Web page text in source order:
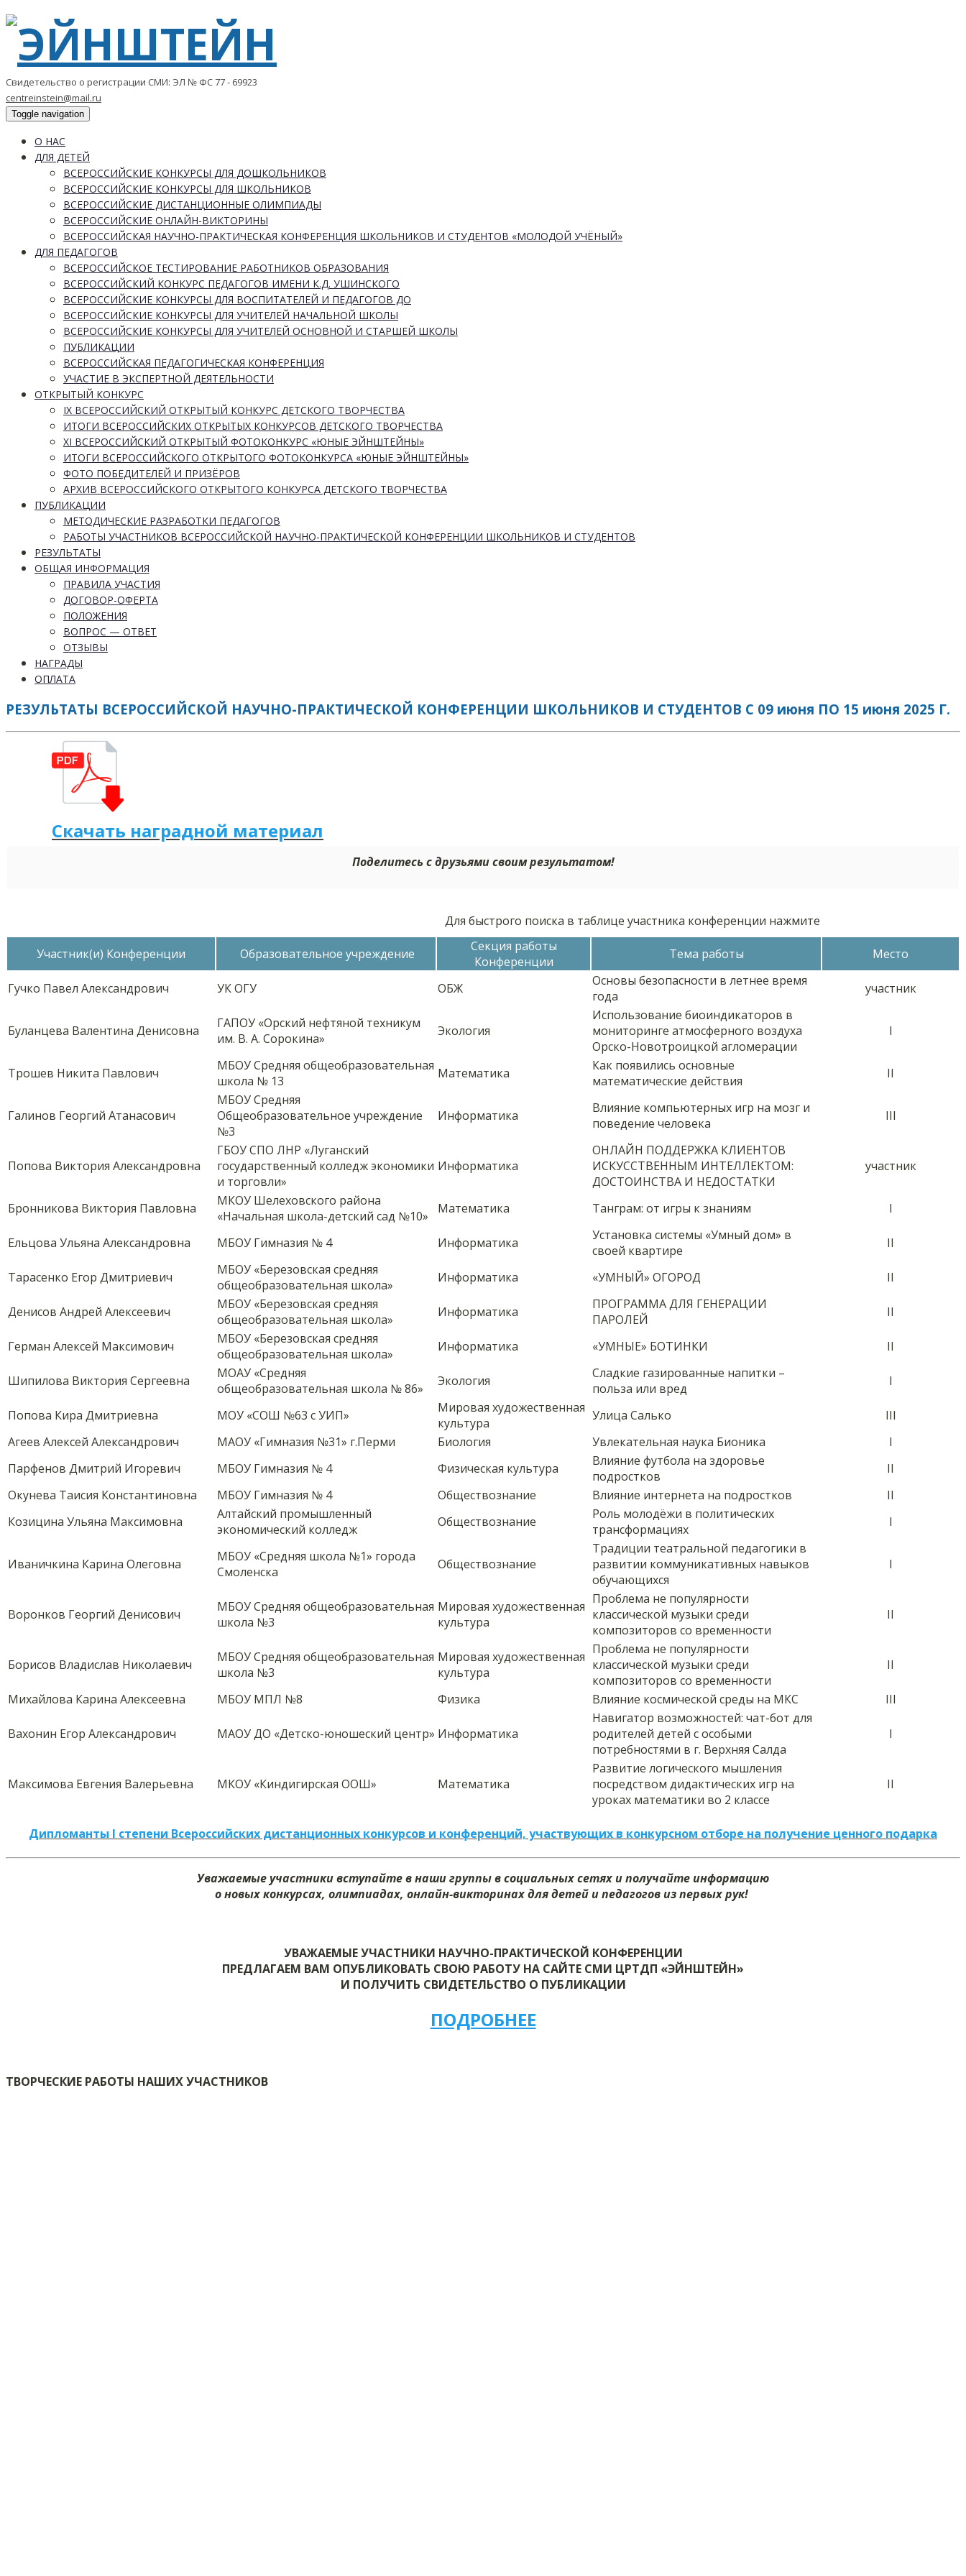
Свидетельство о регистрации СМИ: ЭЛ № ФС 77 - 69923
centreinstein@mail.ru
Toggle navigation
О НАС
ДЛЯ ДЕТЕЙ
ВСЕРОССИЙСКИЕ КОНКУРСЫ ДЛЯ ДОШКОЛЬНИКОВ
ВСЕРОССИЙСКИЕ КОНКУРСЫ ДЛЯ ШКОЛЬНИКОВ
ВСЕРОССИЙСКИЕ ДИСТАНЦИОННЫЕ ОЛИМПИАДЫ
ВСЕРОССИЙСКИЕ ОНЛАЙН-ВИКТОРИНЫ
ВСЕРОССИЙСКАЯ НАУЧНО-ПРАКТИЧЕСКАЯ КОНФЕРЕНЦИЯ ШКОЛЬНИКОВ И СТУДЕНТОВ «МОЛОДОЙ УЧЁНЫЙ»
ДЛЯ ПЕДАГОГОВ
ВСЕРОССИЙСКОЕ ТЕСТИРОВАНИЕ РАБОТНИКОВ ОБРАЗОВАНИЯ
ВСЕРОССИЙСКИЙ КОНКУРС ПЕДАГОГОВ ИМЕНИ К.Д. УШИНСКОГО
ВСЕРОССИЙСКИЕ КОНКУРСЫ ДЛЯ ВОСПИТАТЕЛЕЙ И ПЕДАГОГОВ ДО
ВСЕРОССИЙСКИЕ КОНКУРСЫ ДЛЯ УЧИТЕЛЕЙ НАЧАЛЬНОЙ ШКОЛЫ
ВСЕРОССИЙСКИЕ КОНКУРСЫ ДЛЯ УЧИТЕЛЕЙ ОСНОВНОЙ И СТАРШЕЙ ШКОЛЫ
ПУБЛИКАЦИИ
ВСЕРОССИЙСКАЯ ПЕДАГОГИЧЕСКАЯ КОНФЕРЕНЦИЯ
УЧАСТИЕ В ЭКСПЕРТНОЙ ДЕЯТЕЛЬНОСТИ
ОТКРЫТЫЙ КОНКУРС
IX ВСЕРОССИЙСКИЙ ОТКРЫТЫЙ КОНКУРС ДЕТСКОГО ТВОРЧЕСТВА
ИТОГИ ВСЕРОССИЙСКИХ ОТКРЫТЫХ КОНКУРСОВ ДЕТСКОГО ТВОРЧЕСТВА
XI ВСЕРОССИЙСКИЙ ОТКРЫТЫЙ ФОТОКОНКУРС «ЮНЫЕ ЭЙНШТЕЙНЫ»
ИТОГИ ВСЕРОССИЙСКОГО ОТКРЫТОГО ФОТОКОНКУРСА «ЮНЫЕ ЭЙНШТЕЙНЫ»
ФОТО ПОБЕДИТЕЛЕЙ И ПРИЗЁРОВ
АРХИВ ВСЕРОССИЙСКОГО ОТКРЫТОГО КОНКУРСА ДЕТСКОГО ТВОРЧЕСТВА
ПУБЛИКАЦИИ
МЕТОДИЧЕСКИЕ РАЗРАБОТКИ ПЕДАГОГОВ
РАБОТЫ УЧАСТНИКОВ ВСЕРОССИЙСКОЙ НАУЧНО-ПРАКТИЧЕСКОЙ КОНФЕРЕНЦИИ ШКОЛЬНИКОВ И СТУДЕНТОВ
РЕЗУЛЬТАТЫ
ОБЩАЯ ИНФОРМАЦИЯ
ПРАВИЛА УЧАСТИЯ
ДОГОВОР-ОФЕРТА
ПОЛОЖЕНИЯ
ВОПРОС — ОТВЕТ
ОТЗЫВЫ
НАГРАДЫ
ОПЛАТА
РЕЗУЛЬТАТЫ ВСЕРОССИЙСКОЙ НАУЧНО-ПРАКТИЧЕСКОЙ КОНФЕРЕНЦИИ ШКОЛЬНИКОВ И СТУДЕНТОВ С 09 июня ПО 15 июня 2025 Г.
Скачать наградной материал
Поделитесь с друзьями своим результатом!
Для быстрого поиска в таблице участника конференции нажмите
Участник(и) Конференции Образовательное учреждение
Секция работы
Конференции
Тема работы Место
Гучко Павел Александрович УК ОГУ ОБЖ
Основы безопасности в летнее время
года
участник
Буланцева Валентина Денисовна
ГАПОУ «Орский нефтяной техникум
им. В. А. Сорокина»
Экология
Использование биоиндикаторов в
мониторинге атмосферного воздуха
Орско-Новотроицкой агломерации
I
Трошев Никита Павлович
МБОУ Средняя общеобразовательная
школа № 13
Математика
Как появились основные
математические действия
II
Галинов Георгий Атанасович
МБОУ Средняя
Общеобразовательное учреждение
№3
Информатика
Влияние компьютерных игр на мозг и
поведение человека
III
Попова Виктория Александровна
ГБОУ СПО ЛНР «Луганский
государственный колледж экономики
и торговли»
Информатика
ОНЛАЙН ПОДДЕРЖКА КЛИЕНТОВ
ИСКУССТВЕННЫМ ИНТЕЛЛЕКТОМ:
ДОСТОИНСТВА И НЕДОСТАТКИ
участник
Бронникова Виктория Павловна
МКОУ Шелеховского района
«Начальная школа-детский сад №10»
Математика Танграм: от игры к знаниям I
Ельцова Ульяна Александровна МБОУ Гимназия № 4 Информатика
Установка системы «Умный дом» в
своей квартире
II
Тарасенко Егор Дмитриевич
МБОУ «Березовская средняя
общеобразовательная школа»
Информатика «УМНЫЙ» ОГОРОД II
Денисов Андрей Алексеевич
МБОУ «Березовская средняя
общеобразовательная школа»
Информатика
ПРОГРАММА ДЛЯ ГЕНЕРАЦИИ
ПАРОЛЕЙ
II
Герман Алексей Максимович
МБОУ «Березовская средняя
общеобразовательная школа»
Информатика «УМНЫЕ» БОТИНКИ II
Шипилова Виктория Сергеевна
МОАУ «Средняя
общеобразовательная школа № 86»
Экология
Сладкие газированные напитки –
польза или вред
I
Попова Кира Дмитриевна МОУ «СОШ №63 с УИП»
Мировая художественная
культура
Улица Салько
III
Агеев Алексей Александрович
МАОУ «Гимназия №31» г.Перми Биология Увлекательная наука Бионика
I
Парфенов Дмитрий Игоревич
МБОУ Гимназия № 4 Физическая культура
Влияние футбола на здоровье
подростков
II
Окунева Таисия Константиновна
МБОУ Гимназия № 4 Обществознание Влияние интернета на подростков
II
Козицина Ульяна Максимовна
Алтайский промышленный
экономический колледж
Обществознание
Роль молодёжи в политических
трансформациях
I
Иваничкина Карина Олеговна
МБОУ «Средняя школа №1» города
Смоленска
Обществознание
Традиции театральной педагогики в
развитии коммуникативных навыков
обучающихся
I
Воронков Георгий Денисович
МБОУ Средняя общеобразовательная
школа №3
Мировая художественная
культура
Проблема не популярности
классической музыки среди
композиторов со временности
II
Борисов Владислав Николаевич
МБОУ Средняя общеобразовательная
школа №3
Мировая художественная
культура
Проблема не популярности
классической музыки среди
композиторов со временности
II
Михайлова Карина Алексеевна МБОУ МПЛ №8 Физика Влияние космической среды на МКС III
Вахонин Егор Александрович МАОУ ДО «Детско-юношеский центр» Информатика
Навигатор возможностей: чат-бот для
родителей детей с особыми
потребностями в г. Верхняя Салда
I
Максимова Евгения Валерьевна МКОУ «Киндигирская ООШ» Математика
Развитие логического мышления
посредством дидактических игр на
уроках математики во 2 классе
II
Дипломанты I степени Всероссийских дистанционных конкурсов и конференций, участвующих в конкурсном отборе на получение ценного подарка
Уважаемые участники вступайте в наши группы в социальных сетях и получайте информацию
о новых конкурсах, олимпиадах, онлайн-викторинах для детей и педагогов из первых рук!
УВАЖАЕМЫЕ УЧАСТНИКИ НАУЧНО-ПРАКТИЧЕСКОЙ КОНФЕРЕНЦИИ
ПРЕДЛАГАЕМ ВАМ ОПУБЛИКОВАТЬ СВОЮ РАБОТУ НА САЙТЕ СМИ ЦРТДП «ЭЙНШТЕЙН»
И ПОЛУЧИТЬ СВИДЕТЕЛЬСТВО О ПУБЛИКАЦИИ
ПОДРОБНЕЕ
ТВОРЧЕСКИЕ РАБОТЫ НАШИХ УЧАСТНИКОВ